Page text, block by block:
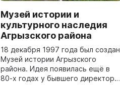
Музей истории и
культурного наследия
Агрызского района
18 декабря 1997 года был создан
Музей истории Агрызского
района. Идея появилась ещё в
80-х годах у бывшего директора